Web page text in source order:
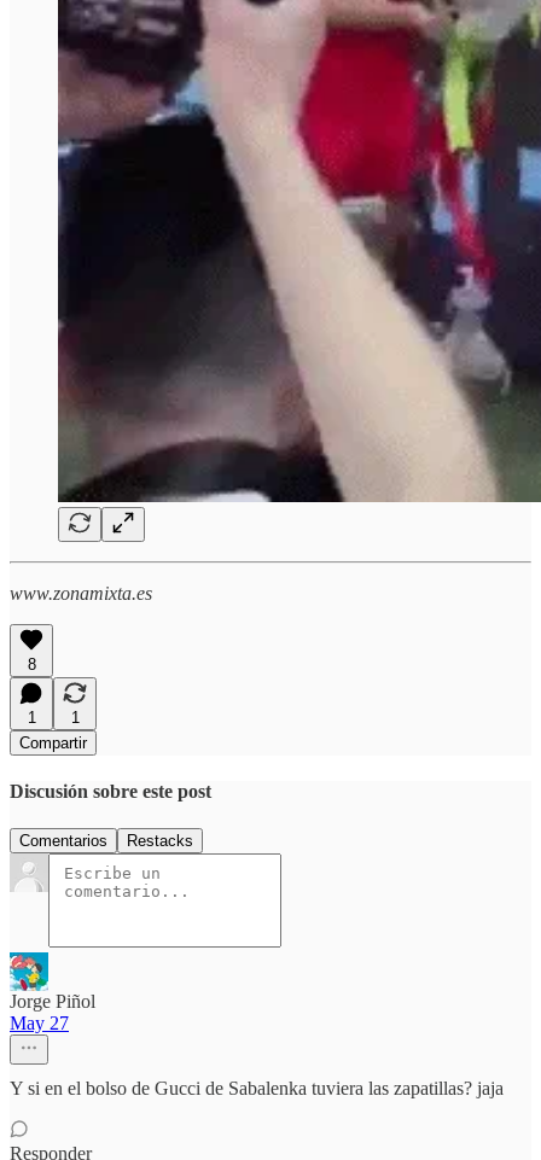
www.zonamixta.es
8
1
1
Compartir
Discusión sobre este post
Comentarios Restacks
Jorge Piñol
May 27
Y si en el bolso de Gucci de Sabalenka tuviera las zapatillas? jaja
Responder